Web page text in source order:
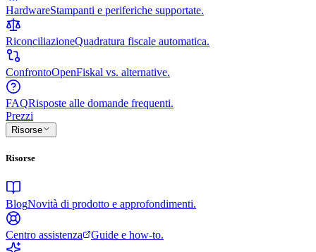
HardwareStampanti e periferiche supportate.
RiconciliazioneQuadratura fiscale automatica.
ConfrontoOpenFiskal vs. alternative.
FAQRisposte alle domande frequenti.
Prezzi
Risorse
Risorse
BlogNovità di prodotto e approfondimenti.
Centro assistenza Guide e how-to.